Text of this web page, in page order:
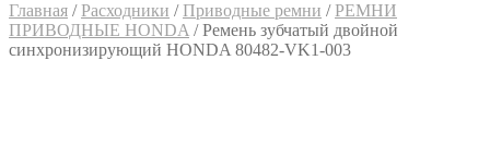
Главная / Расходники / Приводные ремни / РЕМНИ
ПРИВОДНЫЕ HONDA /Ремень зубчатый двойной
синхронизирующий HONDA 80482-VK1-003